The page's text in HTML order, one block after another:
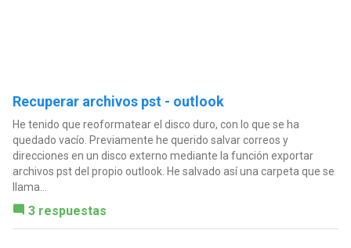
Recuperar archivos pst - outlook
He tenido que reoformatear el disco duro, con lo que se ha
quedado vacío. Previamente he querido salvar correos y
direcciones en un disco externo mediante la función exportar
archivos pst del propio outlook. He salvado así una carpeta que se
llama...
3 respuestas